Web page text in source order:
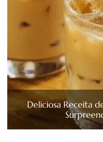
Deliciosa Receita